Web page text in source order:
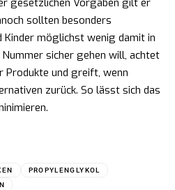
gesetzlichen Vorgaben gilt er
sollten besonders
Kinder möglichst wenig damit in
sicher gehen will, achtet
und greift, wenn
zurück. So lässt sich das
PROPYLENGLYKOL